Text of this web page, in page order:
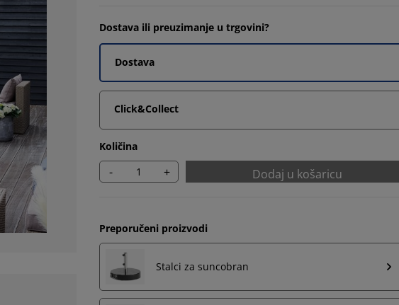
Dostava ili preuzimanje u trgovini?
Dostava
Click&Collect
Količina
- + Dodaj u košaricu
Preporučeni proizvodi
Stalci za suncobran
7.6923076923076925%
8.974358974358974%
23.076923076923077%